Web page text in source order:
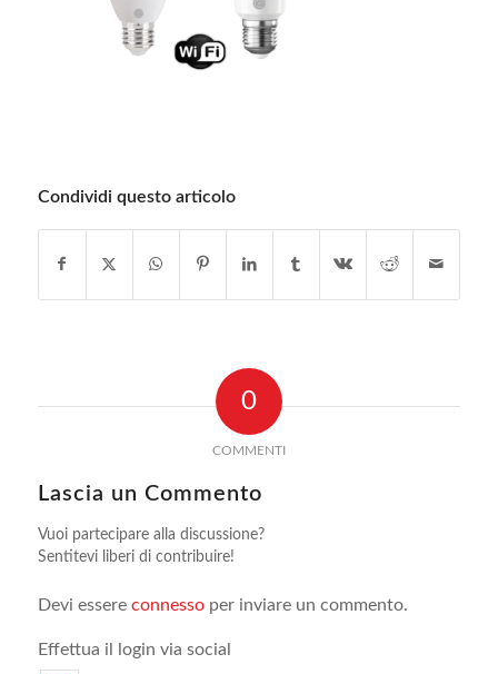
Condividi questo articolo
0
COMMENTI
Lascia un Commento
Vuoi partecipare alla discussione?
Sentitevi liberi di contribuire!
Devi essere connessoper inviare un commento.
Effettua il login via social